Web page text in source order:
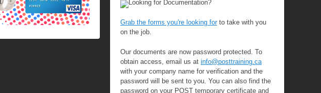
Looking for Documentation?
Grab the forms you're looking forto take with you
on the job.
Our documents are now password protected. To
obtain access, email us at info@posttraining.ca
with your company name for verification and the
password will be sent to you. You can also find the
password on your POST temporary certificate and